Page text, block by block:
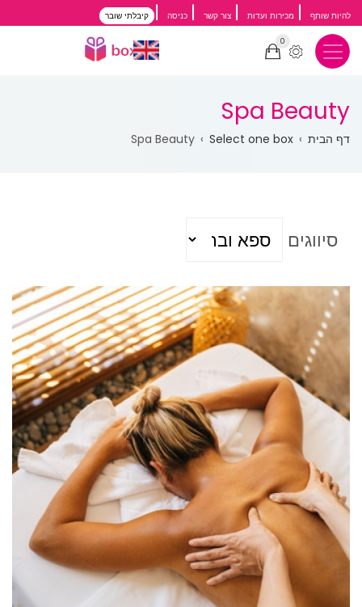
דילוג
לתוכן
העיקרי
להיות שותף מכירות ועדות צור קשר כניסה קיבלתי שובר
0
Spa Beauty
שביל
דף הבית Select one box
Spa Beauty
סיווגים